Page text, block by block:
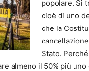
popolare. Si
cioè di uno
che la
Stato.
almeno il 50% più